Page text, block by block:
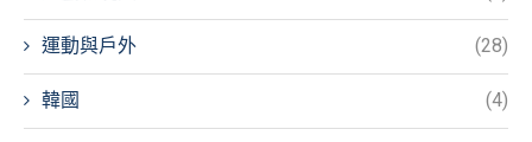
運動與戶外 (28)
韓國 (4)